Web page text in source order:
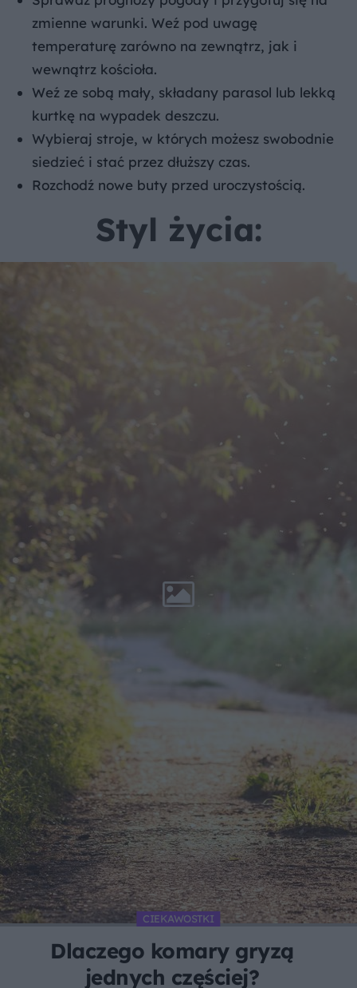
zmienne warunki. Weź pod uwagę
temperaturę zarówno na zewnątrz, jak i
wewnątrz kościoła.
Weź ze sobą mały, składany parasol lub lekką
kurtkę na wypadek deszczu.
Wybieraj stroje, w których możesz swobodnie
siedzieć i stać przez dłuższy czas.
Rozchodź nowe buty przed uroczystością.
Styl życia:
CIEKAWOSTKI
Dlaczego komary gryzą
jednych częściej?